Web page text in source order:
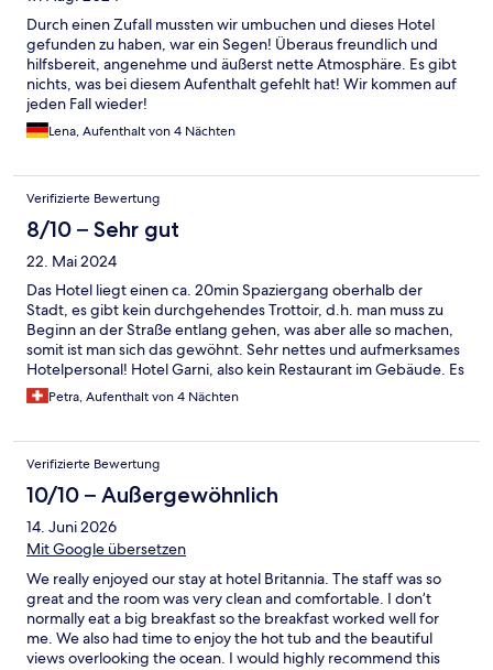
Durch einen Zufall mussten wir umbuchen und dieses Hotel
gefunden zu haben, war ein Segen! Überaus freundlich und
hilfsbereit, angenehme und äußerst nette Atmosphäre. Es gibt
nichts, was bei diesem Aufenthalt gefehlt hat! Wir kommen auf
jeden Fall wieder!
Lena, Aufenthalt von 4 Nächten
Verifizierte Bewertung
8/10 – Sehr gut
22. Mai 2024
Das Hotel liegt einen ca. 20min Spaziergang oberhalb der
Stadt, es gibt kein durchgehendes Trottoir, d.h. man muss zu
Beginn an der Straße entlang gehen, was aber alle so machen,
somit ist man sich das gewöhnt. Sehr nettes und aufmerksames
Hotelpersonal! Hotel Garni, also kein Restaurant im Gebäude. Es
gibt jedoch eines ca. 200m nebenan. Dachterrasse mit Jaccuzzi
und traumhafter Aussicht aufs Meer!
Petra, Aufenthalt von 4 Nächten
Verifizierte Bewertung
10/10 – Außergewöhnlich
14. Juni 2026
Mit Google übersetzen
We really enjoyed our stay at hotel Britannia. The staff was so
great and the room was very clean and comfortable. I don’t
normally eat a big breakfast so the breakfast worked well for
me. We also had time to enjoy the hot tub and the beautiful
views overlooking the ocean. I would highly recommend this